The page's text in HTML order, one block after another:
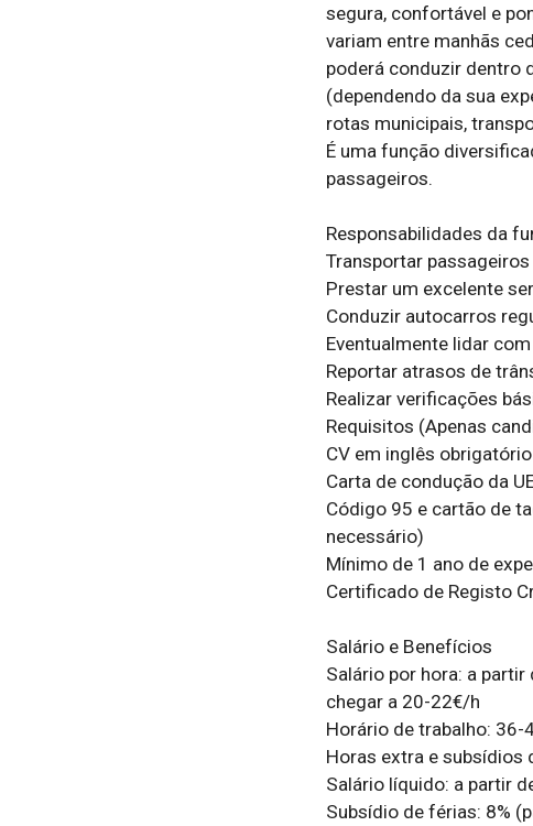
segura, confortável e
variam entre manhãs
poderá conduzir dentro
(dependendo da sua
rotas municipais,
É uma função
passageiros.
Responsabilidades da
Transportar
Prestar um excelente
Conduzir autocarros
Eventualmente lidar
Reportar atrasos de
Realizar verificações
Requisitos (Apenas
CV em inglês
Carta de condução da
Código 95 e cartão de
necessário)
Mínimo de 1 ano de
Certificado de Registo
Salário e Benefícios
Salário por hora: a
chegar a 20-22€/h
Horário de trabalho:
Horas extra e subsídios
Salário líquido: a partir
Subsídio de férias: 8%